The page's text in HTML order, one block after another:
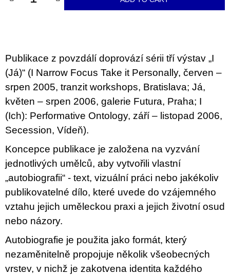
Publikace z povzdálí doprovází sérii tří výstav „I
(Já)“ (I Narrow Focus Take it Personally, červen –
srpen 2005, tranzit workshops, Bratislava; Já,
květen – srpen 2006, galerie Futura, Praha; I
(Ich): Performative Ontology, září – listopad 2006,
Secession, Vídeň).
Koncepce publikace je založena na vyzvání
jednotlivých umělců, aby vytvořili vlastní
„autobiografii“ - text, vizuální práci nebo jakékoliv
publikovatelné dílo, které uvede do vzájemného
vztahu jejich uměleckou praxi a jejich životní osud
nebo názory.
Autobiografie je použita jako formát, který
nezaměnitelně propojuje několik všeobecných
vrstev, v nichž je zakotvena identita každého
o
m
e
n
BRUTAL
165
Kč